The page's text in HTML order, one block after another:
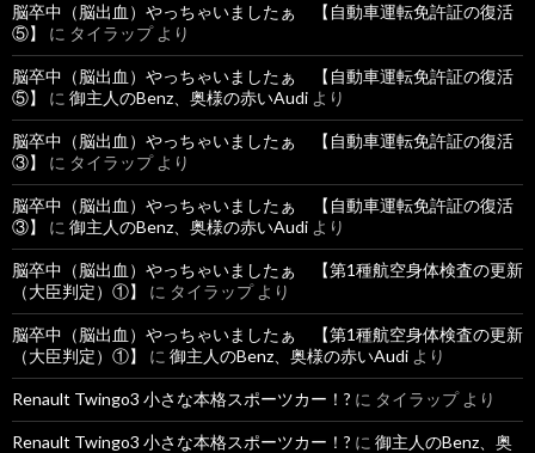
脳卒中（脳出血）やっちゃいましたぁ 【自動車運転免許証の復活
⑤】
に タイラップより
脳卒中（脳出血）やっちゃいましたぁ 【自動車運転免許証の復活
⑤】
に 御主人のBenz、奥様の赤いAudi より
脳卒中（脳出血）やっちゃいましたぁ 【自動車運転免許証の復活
③】
に タイラップより
脳卒中（脳出血）やっちゃいましたぁ 【自動車運転免許証の復活
③】
に 御主人のBenz、奥様の赤いAudi より
脳卒中（脳出血）やっちゃいましたぁ 【第1種航空身体検査の更新
（大臣判定）①】
に タイラップより
脳卒中（脳出血）やっちゃいましたぁ 【第1種航空身体検査の更新
（大臣判定）①】
に 御主人のBenz、奥様の赤いAudi より
Renault Twingo3 小さな本格スポーツカー！? に タイラップより
Renault Twingo3 小さな本格スポーツカー！? に 御主人のBenz、奥